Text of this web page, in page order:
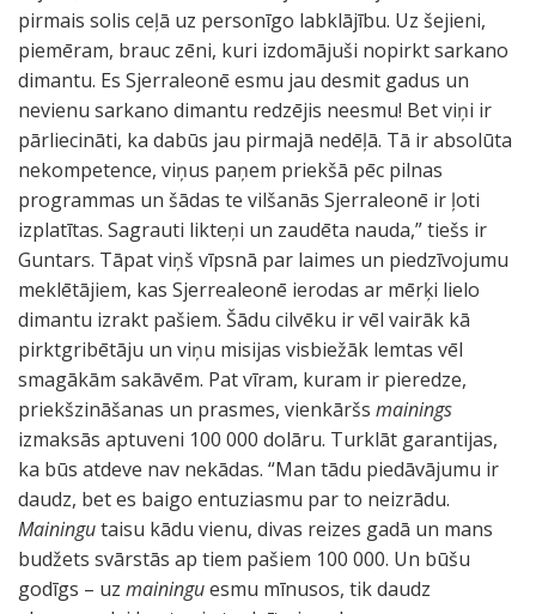
pirmais solis ceļā uz personīgo labklājību. Uz šejieni,
piemēram, brauc zēni, kuri izdomājuši nopirkt sarkano
dimantu. Es Sjerraleonē esmu jau desmit gadus un
nevienu sarkano dimantu redzējis neesmu! Bet viņi ir
pārliecināti, ka dabūs jau pirmajā nedēļā. Tā ir absolūta
nekompetence, viņus paņem priekšā pēc pilnas
programmas un šādas te vilšanās Sjerraleonē ir ļoti
izplatītas. Sagrauti likteņi un zaudēta nauda,” tiešs ir
Guntars. Tāpat viņš vīpsnā par laimes un piedzīvojumu
meklētājiem, kas Sjerrealeonē ierodas ar mērķi lielo
dimantu izrakt pašiem. Šādu cilvēku ir vēl vairāk kā
pirktgribētāju un viņu misijas visbiežāk lemtas vēl
smagākām sakāvēm. Pat vīram, kuram ir pieredze,
priekšzināšanas un prasmes, vienkāršs mainings
izmaksās aptuveni 100 000 dolāru. Turklāt garantijas,
ka būs atdeve nav nekādas. “Man tādu piedāvājumu ir
daudz, bet es baigo entuziasmu par to neizrādu.
Mainingutaisu kādu vienu, divas reizes gadā un mans
budžets svārstās ap tiem pašiem 100 000. Un būšu
godīgs – uz maininguesmu mīnusos, tik daudz